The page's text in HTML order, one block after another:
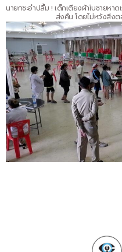
นายกชะอำปลื้ม ! เด็กเตียงผ้าใบชายหา
ส่งคืน โดยไม่หวังสิ่ง